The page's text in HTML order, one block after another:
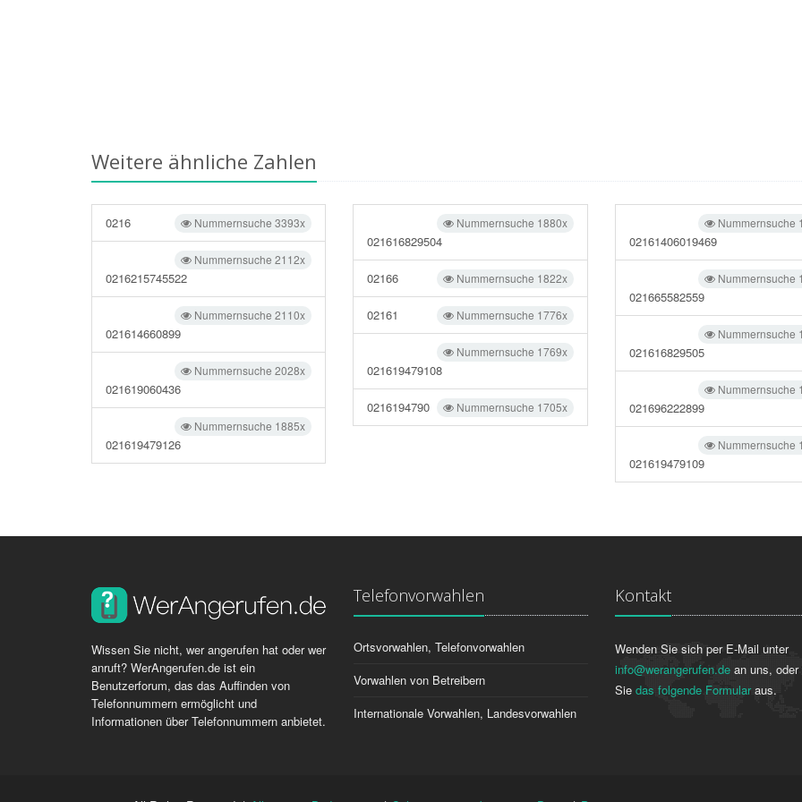
Weitere ähnliche Zahlen
Nummernsuche 3393x
0216
Nummernsuche 2112x
0216215745522
Nummernsuche 2110x
021614660899
Nummernsuche 2028x
021619060436
Nummernsuche 1885x
021619479126
Nummernsuche 1880x
021616829504
Nummernsuche 1822x
02166
Nummernsuche 1776x
02161
Nummernsuche 1769x
021619479108
Nummernsuche 1705x
0216194790
Nummernsuche
02161406019469
Nummernsuche
021665582559
Nummernsuche
021616829505
Nummernsuche
021696222899
Nummernsuche
021619479109
Wissen Sie nicht, wer angerufen hat oder wer
anruft? WerAngerufen.de ist ein
Benutzerforum, das das Auffinden von
Telefonnummern ermöglicht und
Informationen über Telefonnummern anbietet.
Telefonvorwahlen
Ortsvorwahlen, Telefonvorwahlen
Vorwahlen von Betreibern
Internationale Vorwahlen, Landesvorwahlen
Kontakt
Wenden Sie sich per E-Mail unter
info@werangerufen.de an uns, oder
Sie das folgende Formularaus.